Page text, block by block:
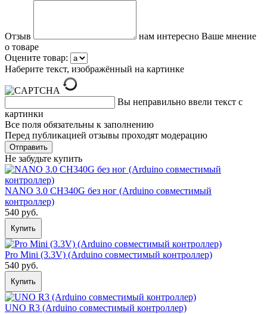
Отзыв
нам интересно Ваше мнение
о товаре
Оцените товар:
Наберите текст, изображённый на картинке
Вы неправильно ввели текст с
картинки
Все поля обязательны к заполнению
Перед публикацией отзывы проходят модерацию
Не забудьте купить
NANO 3.0 CH340G без ног (Arduino совместимый
контроллер)
540 руб.
Купить
Pro Mini (3.3V) (Arduino совместимый контроллер)
540 руб.
Купить
UNO R3 (Arduino совместимый контроллер)